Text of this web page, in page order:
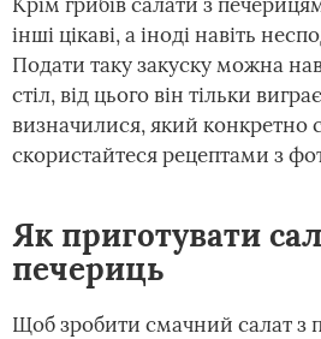
інші цікаві, а іноді навіть
Подати таку закуску можна
стіл, від цього він тільки
визначилися, який конкретно
скористайтеся рецептами з
Як приготувати
печериць
Щоб зробити смачний салат з